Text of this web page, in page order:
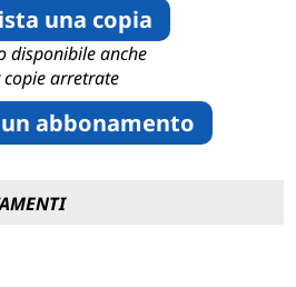
una copia
disponibile anche
copie arretrate
abbonamento